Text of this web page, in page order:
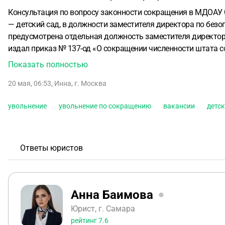
Консультация по вопросу законности сокращения в МДОАУ
— детский сад, в должности заместителя директора по
предусмотрена отдельная должность заместителя
издал приказ № 137-од «О сокращении численности штата
предстоящем увольнении (которое я получила под
Ключевые факты, имеющие значение для дела:
безопасности, без какой-либо дополнительной оплаты.
•
Минпросвещения примерных штатных нормативов» и
рекомендательный документ Минпросвещения?
указанный анализ и планирование;o функционал
вакансии и не проведена процедура оценки
Показать полностью
20 мая, 06:53, Инна, г. Москва
увольнение увольнение по сокращению вакансии
Ответы юристов
Анна Баимова
Юрист, г. Самара
рейтинг7.6